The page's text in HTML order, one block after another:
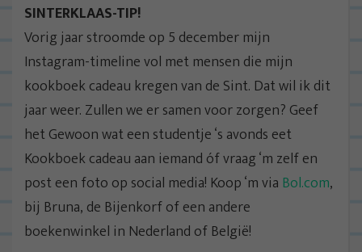
SINTERKLAAS-TIP!
Vorig jaar stroomde op 5 december mijn
Instagram-timeline vol met mensen die mijn
kookboek cadeau kregen van de Sint. Dat wil ik dit
jaar weer. Zullen we er samen voor zorgen? Geef
het Gewoon wat een studentje ‘s avonds eet
Kookboek cadeau aan iemand óf vraag ‘m zelf en
post een foto op social media! Koop ‘m via Bol.com,
bij Bruna, de Bijenkorf of een andere
boekenwinkel in Nederland of België!